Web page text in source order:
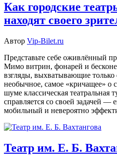
Как городские
находят своего
Автор Vip-Bilet.ru
Представьте себе оживлённый
Мимо витрин, фонарей и
взгляды, выхватывающие только
необычное, самое «кричащее» о
шуме классическая театральная
справляется со своей задачей —
мобильный и невероятно
Театр им. Е. Б.